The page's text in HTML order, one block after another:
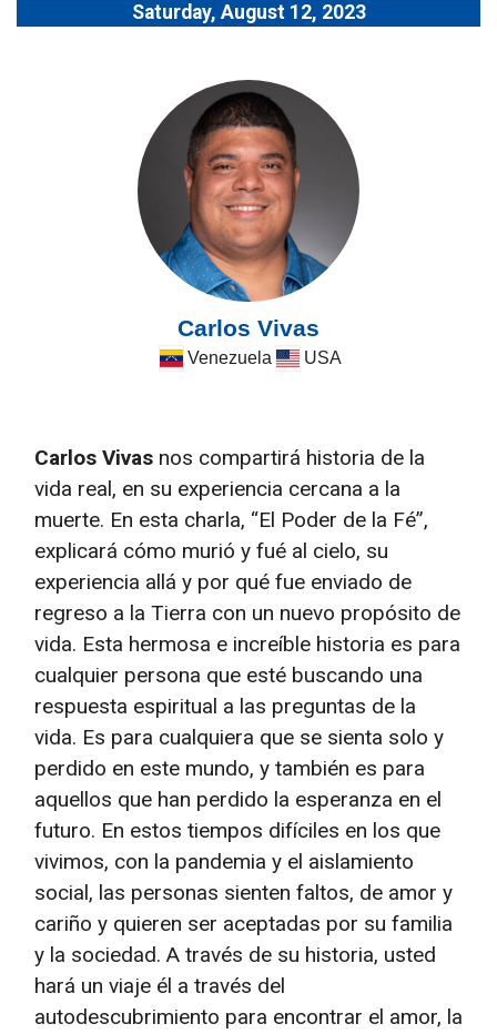
Saturday, August 12, 2023
Carlos Vivas
Venezuela USA
Carlos Vivas nos compartirá historia de la
vida real, en su experiencia cercana a la
muerte. En esta charla, “El Poder de la Fé”,
explicará cómo murió y fué al cielo, su
experiencia allá y por qué fue enviado de
regreso a la Tierra con un nuevo propósito de
vida. Esta hermosa e increíble historia es para
cualquier persona que esté buscando una
respuesta espiritual a las preguntas de la
vida. Es para cualquiera que se sienta solo y
perdido en este mundo, y también es para
aquellos que han perdido la esperanza en el
futuro. En estos tiempos difíciles en los que
vivimos, con la pandemia y el aislamiento
social, las personas sienten faltos, de amor y
cariño y quieren ser aceptadas por su familia
y la sociedad. A través de su historia, usted
hará un viaje él a través del
autodescubrimiento para encontrar el amor, la